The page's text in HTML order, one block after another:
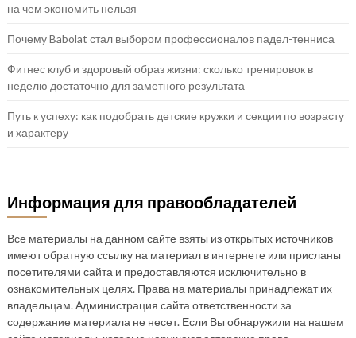
на чем экономить нельзя
Почему Babolat стал выбором профессионалов падел-тенниса
Фитнес клуб и здоровый образ жизни: сколько тренировок в
неделю достаточно для заметного результата
Путь к успеху: как подобрать детские кружки и секции по возрасту
и характеру
Информация для правообладателей
Все материалы на данном сайте взяты из открытых источников —
имеют обратную ссылку на материал в интернете или присланы
посетителями сайта и предоставляются исключительно в
ознакомительных целях. Права на материалы принадлежат их
владельцам. Администрация сайта ответственности за
содержание материала не несет. Если Вы обнаружили на нашем